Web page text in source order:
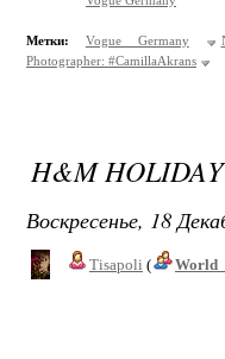
Метки: Vogue Germany
Photographer: #CamillaAkrans
H&M
Воскресенье, 18
Tisapoli (